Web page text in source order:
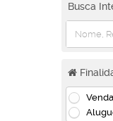
Busca